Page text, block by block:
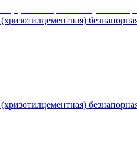
(хризотилцементная)
(хризотилцементная)